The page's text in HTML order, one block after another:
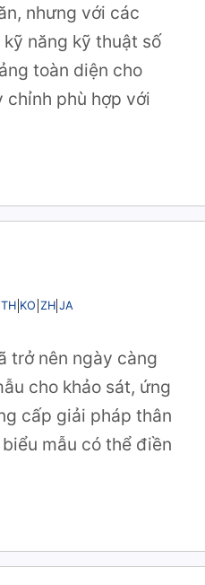
nhưng với các
năng kỹ thuật số
toàn diện cho
chỉnh phù hợp với
TH KO ZH JA
trở nên ngày càng
cho khảo sát, ứng
cấp giải pháp thân
mẫu có thể điền